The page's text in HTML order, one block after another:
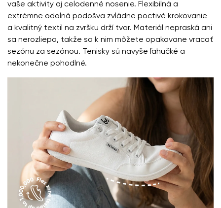
Zmeniť región
Vyberte krajinu dodania
Zmeniť
vaše aktivity aj celodenné nosenie. Flexibilná a
extrémne odolná podošva zvládne poctivé krokovanie
a kvalitný textil na zvršku drží tvar. Materiál nepraská ani
sa nerozliepa, takže sa k nim môžete opakovane vracať
sezónu za sezónou. Tenisky sú navyše ľahučké a
nekonečne pohodlné.
Variant
Súhlasím so spracovaním zadaných osobných údajov v
zmysletýchto podmienok a ich zverejnením.
Číslo objednávky
Hodnotenie
Súhlasím so spracovaním zadaných osobných údajov v
zmysletýchto podmienok a ich zverejnením.